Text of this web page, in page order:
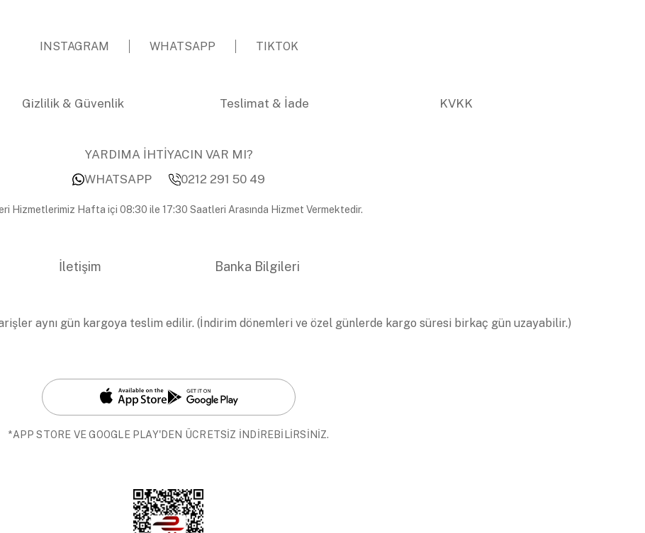
INSTAGRAM WHATSAPP TIKTOK
Gizlilik & Güvenlik Teslimat & İade KVKK
YARDIMA İHTİYACIN VAR MI?
WHATSAPP
0212 291 50 49
Hizmetlerimiz Hafta içi 08:30 ile 17:30 Saatleri Arasında Hizmet Vermektedir.
İletişim Banka Bilgileri
aynı gün kargoya teslim edilir. (İndirim dönemleri ve özel günlerde kargo süresi birkaç gün uzayabilir.)
*APP STORE VE GOOGLE PLAY'DEN ÜCRETSİZ İNDİREBİLİRSİNİZ.